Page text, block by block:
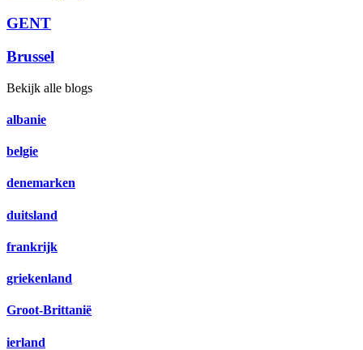
GENT
Brussel
Bekijk alle blogs
albanie
belgie
denemarken
duitsland
frankrijk
griekenland
Groot-Brittanië
ierland